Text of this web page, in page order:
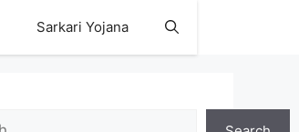
Sarkari Yojana